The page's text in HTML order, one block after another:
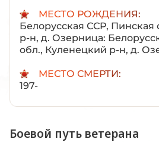
МЕСТО РОЖДЕНИЯ:
Белорусская ССР,
р-н, д. Озерница:
обл., Куленецкий р-н, д.
МЕСТО СМЕРТИ:
197-
Боевой путь ветерана